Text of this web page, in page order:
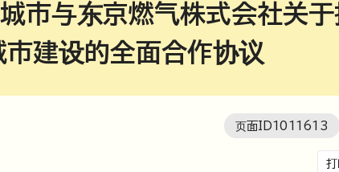
市与东京燃气株式会社关
建设的全面合作协议
页面ID1011613
打